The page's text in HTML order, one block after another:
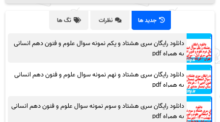
جدید ها نظرات تگ ها
دانلود رایگان سری هشتاد و یکم نمونه سوال علوم و فنون دهم انسانی
به همراه pdf
دانلود رایگان سری هشتاد و نهم نمونه سوال علوم و فنون دهم انسانی
به همراه pdf
دانلود رایگان سری هشتاد و سوم نمونه سوال علوم و فنون دهم انسانی
به همراه pdf